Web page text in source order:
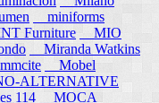
miniforms
Furniture
MIO
Miranda Watkins
Mobel
ALTERNATIVE
114
MOCA